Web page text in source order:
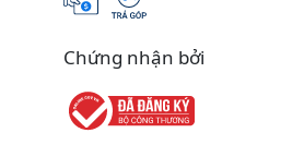
Chứng nhận bởi